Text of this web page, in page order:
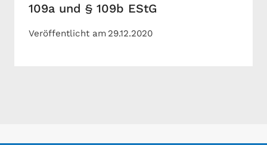
109a und § 109b EStG
Veröffentlicht am 29.12.2020